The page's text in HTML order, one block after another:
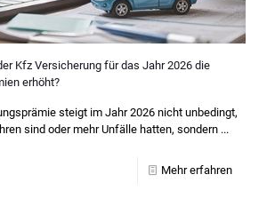
Kfz Versicherung für das Jahr 2026 die
erhöht?
steigt im Jahr 2026 nicht unbedingt,
sind oder mehr Unfälle hatten, sondern ...
Mehr erfahren